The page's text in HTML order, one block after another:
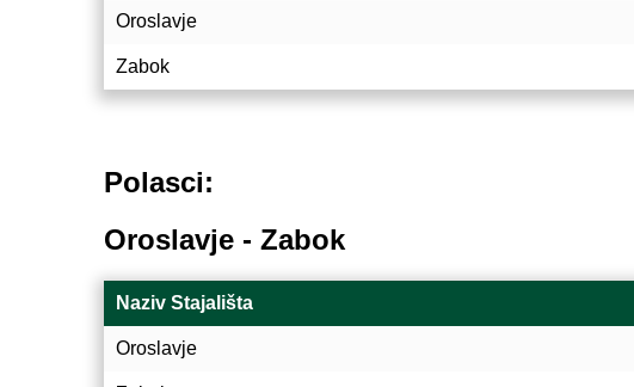
Oroslavje
Zabok
Polasci:
Oroslavje - Zabok
Naziv Stajališta
Oroslavje